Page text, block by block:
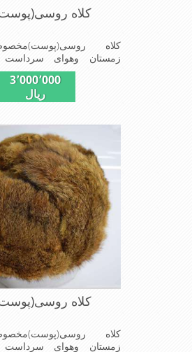
کلاه
کلاه
زمستان وهوای سرداست
سایز)وجنس این
طبیی(خَز)تهیه شده است
باشدوبه همین دلیل به
سردزمستانی تمامی
روگرم نگاه می دارد
3٬000٬000
ریال
کلاه
کلاه
زمستان وهوای سرداست